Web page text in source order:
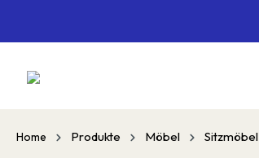
Home Produkte Möbel Sitzmöbel